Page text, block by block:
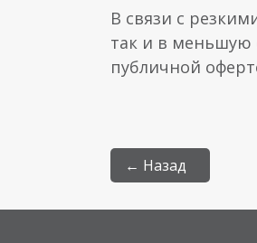
В связи с
так и в меньшую
публичной
← Назад